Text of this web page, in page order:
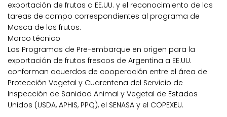
exportación de frutas a EE.UU. y el reconocimiento de las
tareas de campo correspondientes al programa de
Mosca de los frutos.
Marco técnico
Los Programas de Pre-embarque en origen para la
exportación de frutos frescos de Argentina a EE.UU.
conforman acuerdos de cooperación entre el área de
Protección Vegetal y Cuarentena del Servicio de
Inspección de Sanidad Animal y Vegetal de Estados
Unidos (USDA, APHIS, PPQ), el SENASA y el COPEXEU.